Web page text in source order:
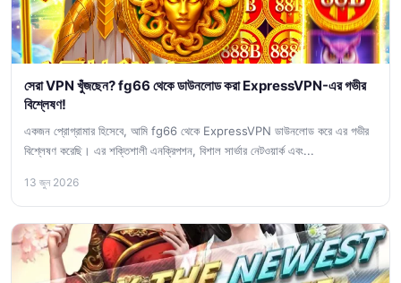
সেরা VPN খুঁজছেন? fg66 থেকে ডাউনলোড করা ExpressVPN-এর গভীর
বিশ্লেষণ!
একজন প্রোগ্রামার হিসেবে, আমি fg66 থেকে ExpressVPN ডাউনলোড করে এর গভীর
বিশ্লেষণ করেছি। এর শক্তিশালী এনক্রিপশন, বিশাল সার্ভার নেটওয়ার্ক এবং...
13 জুন 2026